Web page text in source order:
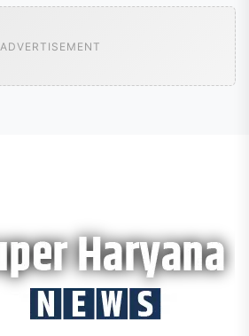
ADVERTISEMENT